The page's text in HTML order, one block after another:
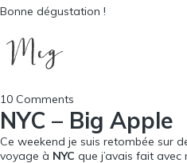
Bonne dégustation !
10 Comments
NYC – Big Apple
Ce weekend je suis retombée sur
voyage à NYC que j’avais fait